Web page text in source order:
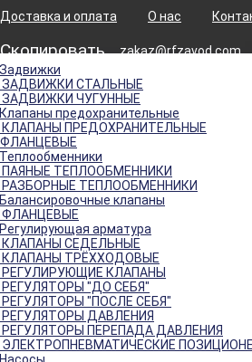
Доставка и оплата О нас
Скопировать zakaz@rfzavod.com
Каталог
Задвижки
ЗАДВИЖКИ СТАЛЬНЫЕ
ЗАДВИЖКИ ЧУГУННЫЕ
Клапаны предохранительные
КЛАПАНЫ ПРЕДОХРАНИТЕЛЬНЫЕ
ФЛАНЦЕВЫЕ
Теплообменники
ПАЯНЫЕ ТЕПЛООБМЕННИКИ
РАЗБОРНЫЕ ТЕПЛООБМЕННИКИ
Балансировочные клапаны
ФЛАНЦЕВЫЕ
Регулирующая арматура
КЛАПАНЫ СЕДЕЛЬНЫЕ
КЛАПАНЫ ТРЁХХОДОВЫЕ
РЕГУЛИРУЮЩИЕ КЛАПАНЫ
РЕГУЛЯТОРЫ "ДО СЕБЯ"
РЕГУЛЯТОРЫ "ПОСЛЕ СЕБЯ"
РЕГУЛЯТОРЫ ДАВЛЕНИЯ
РЕГУЛЯТОРЫ ПЕРЕПАДА ДАВЛЕНИЯ
ЭЛЕКТРОПНЕВМАТИЧЕСКИЕ
Главная Продукция Регулирующая арматура
25НЖ47НЖ (НО) РУ25 РОССИЯ
Клапан регулирующий
Ду40 Ру25 с МИМ
Каталог
X
Каталог продукции
+ Задвижки